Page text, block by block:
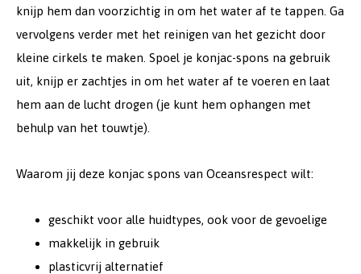
knijp hem dan voorzichtig in om het water af te tappen. Ga
vervolgens verder met het reinigen van het gezicht door
kleine cirkels te maken. Spoel je konjac-spons na gebruik
uit, knijp er zachtjes in om het water af te voeren en laat
hem aan de lucht drogen (je kunt hem ophangen met
behulp van het touwtje).
Waarom jij deze konjac spons van Oceansrespect wilt:
geschikt voor alle huidtypes, ook voor de gevoelige
makkelijk in gebruik
plasticvrij alternatief